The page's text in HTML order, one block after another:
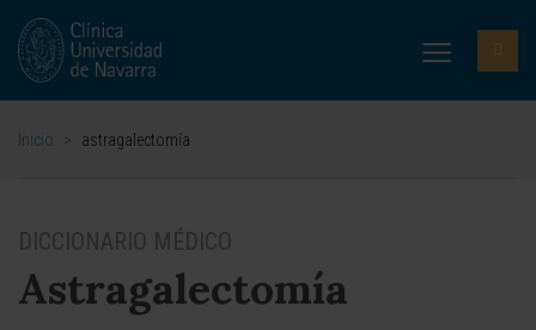
Inicio > astragalectomía
DICCIONARIO MÉDICO
Astragalectomía